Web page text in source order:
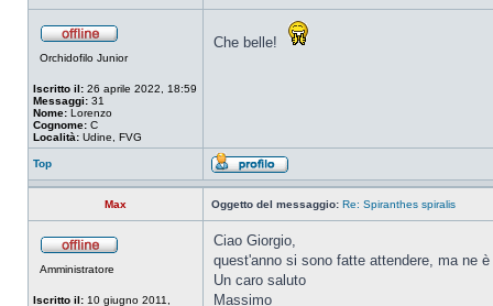
Orchidofilo Junior
Iscritto il: 26 aprile 2022, 18:59
Messaggi: 31
Nome: Lorenzo
Cognome: C
Località: Udine, FVG
Che belle!
Top
Max Oggetto del messaggio: Re: Spiranthes spiralis
Amministratore
Iscritto il: 10 giugno 2011,
Ciao Giorgio,
quest'anno si sono fatte attendere, ma ne
Un caro saluto
Massimo